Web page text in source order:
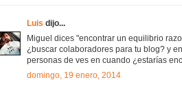
Luis dijo...
Miguel dices "encontrar un equilibrio
¿buscar colaboradores para tu blog? y
personas de ves en cuando ¿estarías
domingo, 19 enero, 2014